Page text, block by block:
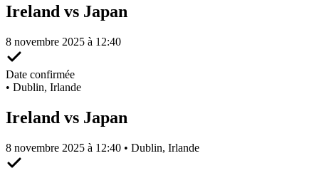
Ireland vs Japan
8 novembre 2025 à 12:40
Date confirmée
• Dublin, Irlande
Ireland vs Japan
8 novembre 2025 à 12:40 • Dublin, Irlande